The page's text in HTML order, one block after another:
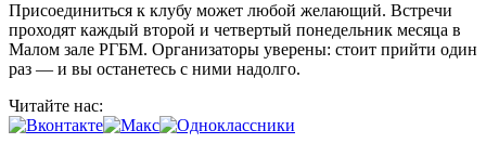
Присоединиться к клубу может любой желающий. Встречи
проходят каждый второй и четвертый понедельник месяца в
Малом зале РГБМ. Организаторы уверены: стоит прийти один
раз — и вы останетесь с ними надолго.
Читайте нас: